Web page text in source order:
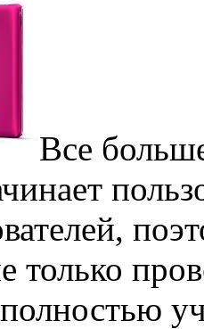
Все
только